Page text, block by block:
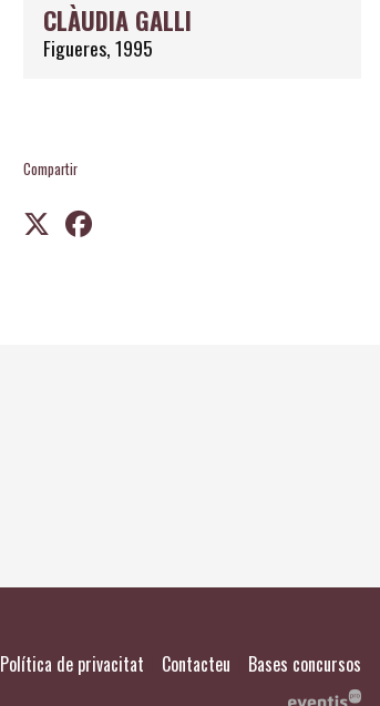
CLÀUDIA GALLI
Figueres, 1995
Compartir
Política de privacitat Contacteu Bases concursos